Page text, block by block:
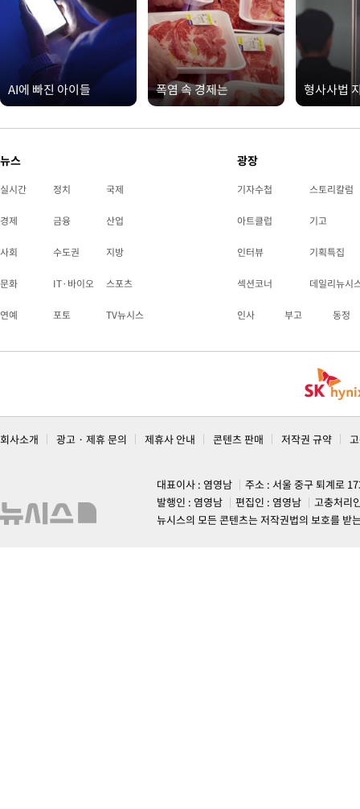
AI에 빠진 아이들 폭염 속 경제는 형사사법
뉴스
실시간 정치 국제
경제 금융 산업
사회 수도권 지방
문화 IT·바이오 스포츠
연예 포토 TV뉴시스
광장
기자수첩 스토리칼럼
아트클럽 기고
인터뷰 기획특집
섹션코너 데일리뉴시
인사 부고 동정
회사소개 광고 · 제휴 문의 제휴사 안내 콘텐츠 판매 저작권 규약
대표이사 : 염영남
주소 : 서울 중구 퇴계로
발행인 : 염영남
편집인 : 염영남
고충처리
뉴시스의 모든 콘텐츠는 저작권법의 보호를